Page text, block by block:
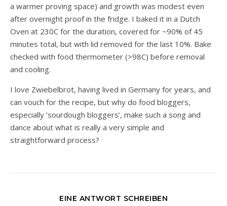
a warmer proving space) and growth was modest even
after overnight proof in the fridge. I baked it in a Dutch
Oven at 230C for the duration, covered for ~90% of 45
minutes total, but with lid removed for the last 10%. Bake
checked with food thermometer (>98C) before removal
and cooling.
I love Zwiebelbrot, having lived in Germany for years, and
can vouch for the recipe, but why do food bloggers,
especially ’sourdough bloggers‘, make such a song and
dance about what is really a very simple and
straightforward process?
EINE ANTWORT SCHREIBEN